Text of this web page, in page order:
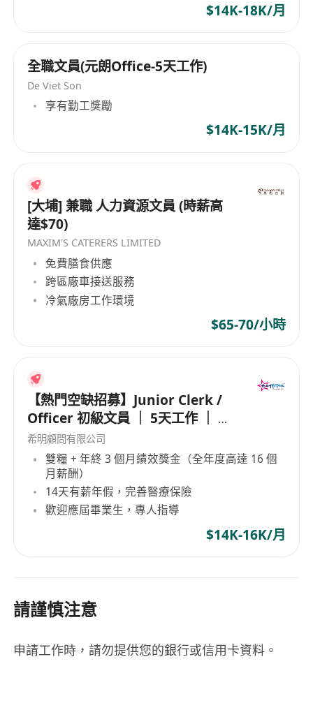
5. 善于资源整合，优秀的跨部门沟通和多端协调能
$14K-18K/月
全職文員(元朗Office-5天工作)
De Viet Son
享有勤工獎勵
$14K-15K/月
[大埔] 兼職 人力資源文員 (時薪高
達$70)
MAXIM'S CATERERS LIMITED
免費膳食供應
跨區廠車接送服務
冷氣廠房工作環境
$65-70/小時
【熱門空缺招募】Junior Clerk /
Officer 初級文員 ｜ 5天工作 ｜ 準
時收工 ｜ 年薪高達 16 個月
希明顧問有限公司
雙糧 + 年終 3 個月績效獎金（全年度高達 16 個
月薪酬）
14天有薪年假，完善醫療保險
歡迎應屆畢業生，專人指導
$14K-16K/月
請謹慎注意
申請工作時，請勿提供您的銀行或信用卡資料。